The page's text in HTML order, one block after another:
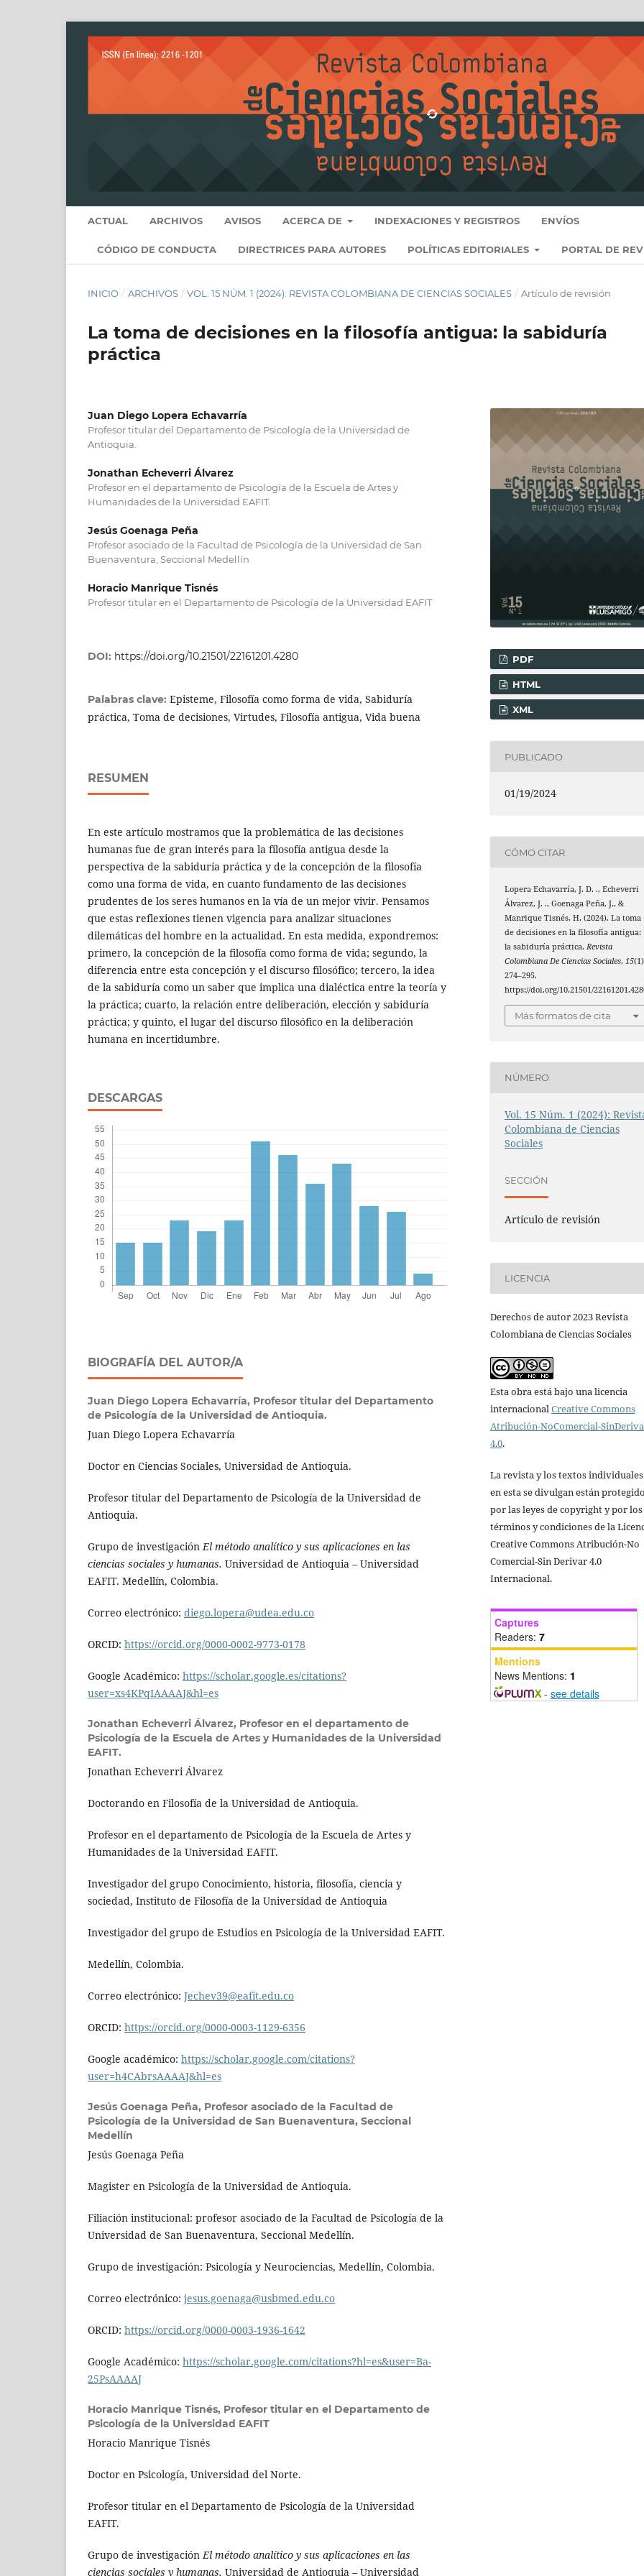
ACTUAL ARCHIVOS AVISOS ACERCA DE INDEXACIONES Y REGISTROS ENVÍOS
CÓDIGO DE CONDUCTA DIRECTRICES PARA AUTORES POLÍTICAS EDITORIALES PORTAL DE
INICIO / ARCHIVOS / VOL. 15 NÚM. 1 (2024): REVISTA COLOMBIANA DE CIENCIAS SOCIALES / Artículo de revisión
La toma de decisiones en la filosofía antigua: la sabiduría
práctica
Juan Diego Lopera Echavarría
Profesor titular del Departamento de Psicología de la Universidad de
Antioquia.
Jonathan Echeverri Álvarez
Profesor en el departamento de Psicología de la Escuela de Artes y
Humanidades de la Universidad EAFIT.
Jesús Goenaga Peña
Profesor asociado de la Facultad de Psicología de la Universidad de San
Buenaventura, Seccional Medellín
Horacio Manrique Tisnés
Profesor titular en el Departamento de Psicología de la Universidad EAFIT
DOI: https://doi.org/10.21501/22161201.4280
Palabras clave: Episteme, Filosofía como forma de vida, Sabiduría
práctica, Toma de decisiones, Virtudes, Filosofía antigua, Vida buena
RESUMEN
En este artículo mostramos que la problemática de las decisiones
humanas fue de gran interés para la filosofía antigua desde la
perspectiva de la sabiduría práctica y de la concepción de la filosofía
como una forma de vida, en cuanto fundamento de las decisiones
prudentes de los seres humanos en la vía de un mejor vivir. Pensamos
que estas reflexiones tienen vigencia para analizar situaciones
dilemáticas del hombre en la actualidad. En esta medida, expondremos:
primero, la concepción de la filosofía como forma de vida; segundo, la
diferencia entre esta concepción y el discurso filosófico; tercero, la idea
de la sabiduría como un saber que implica una dialéctica entre la teoría y
la práctica; cuarto, la relación entre deliberación, elección y sabiduría
práctica; y quinto, el lugar del discurso filosófico en la deliberación
humana en incertidumbre.
DESCARGAS
BIOGRAFÍA DEL AUTOR/A
Juan Diego Lopera Echavarría, Profesor titular del Departamento
de Psicología de la Universidad de Antioquia.
Juan Diego Lopera Echavarría
Doctor en Ciencias Sociales, Universidad de Antioquia.
Profesor titular del Departamento de Psicología de la Universidad de
Antioquia.
Grupo de investigaciónEl método analítico y sus aplicaciones en las
ciencias sociales y humanas. Universidad de Antioquia – Universidad
EAFIT. Medellín, Colombia.
Correo electrónico: diego.lopera@udea.edu.co
ORCID: https://orcid.org/0000-0002-9773-0178
Google Académico: https://scholar.google.es/citations?
user=xs4KPqIAAAAJ&hl=es
Jonathan Echeverri Álvarez, Profesor en el departamento de
Psicología de la Escuela de Artes y Humanidades de la Universidad
EAFIT.
Jonathan Echeverri Álvarez
Doctorando en Filosofía de la Universidad de Antioquia.
Profesor en el departamento de Psicología de la Escuela de Artes y
Humanidades de la Universidad EAFIT.
Investigador del grupo Conocimiento, historia, filosofía, ciencia y
sociedad, Instituto de Filosofía de la Universidad de Antioquia
Investigador del grupo de Estudios en Psicología de la Universidad EAFIT.
Medellín, Colombia.
Correo electrónico: Jechev39@eafit.edu.co
ORCID: https://orcid.org/0000-0003-1129-6356
Google académico: https://scholar.google.com/citations?
user=h4CAbrsAAAAJ&hl=es
Jesús Goenaga Peña, Profesor asociado de la Facultad de
Psicología de la Universidad de San Buenaventura, Seccional
Medellín
Jesús Goenaga Peña
Magister en Psicología de la Universidad de Antioquia.
Filiación institucional: profesor asociado de la Facultad de Psicología de la
Universidad de San Buenaventura, Seccional Medellín.
Grupo de investigación: Psicología y Neurociencias, Medellín, Colombia.
Correo electrónico: jesus.goenaga@usbmed.edu.co
ORCID: https://orcid.org/0000-0003-1936-1642
Google Académico: https://scholar.google.com/citations?hl=es&user=Ba-
25PsAAAAJ
Horacio Manrique Tisnés, Profesor titular en el Departamento de
Psicología de la Universidad EAFIT
Horacio Manrique Tisnés
Doctor en Psicología, Universidad del Norte.
Profesor titular en el Departamento de Psicología de la Universidad
EAFIT.
Grupo de investigaciónEl método analítico y sus aplicaciones en las
ciencias sociales y humanas, Universidad de Antioquia – Universidad
PDF
HTML
XML
PUBLICADO
01/19/2024
CÓMO CITAR
Lopera Echavarría, J. D. ., Echeverri
Álvarez, J. ., Goenaga Peña, J., &
Manrique Tisnés, H. (2024). La toma
de decisiones en la filosofía antigua:
la sabiduría práctica.Revista
Colombiana De Ciencias Sociales,15
274–295.
https://doi.org/10.21501/
Más formatos de cita
NÚMERO
Vol. 15 Núm. 1 (2024):
Colombiana de Ciencias
Sociales
SECCIÓN
Artículo de revisión
LICENCIA
Derechos de autor 2023 Revista
Colombiana de Ciencias Sociales
Esta obra está bajo una licencia
internacionalCreative Commons
Atribución-NoComercial-
4.0.
La revista y los textos
en esta se divulgan están
por las leyes de copyright y por los
términos y condiciones de la
Creative Commons Atribución-No
Comercial-Sin Derivar 4.0
Internacional.
Captures
Readers: 7
Mentions
News Mentions: 1
- see details